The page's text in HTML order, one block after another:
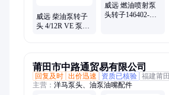
威远 柴油泵转子
头 4/12R VE 泵头
威远 燃油喷射泵
头转子146402-
莆田市中路通贸易有限公司
回复及时 出价迅速 资质已核验 福建莆田
主营： 洋马泵头、油泵油嘴配件